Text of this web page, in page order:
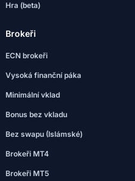
Hra (beta)
Brokeři
ECN brokeři
Vysoká finanční páka
Minimální vklad
Bonus bez vkladu
Bez swapu (Islámské)
Brokeři MT4
Brokeři MT5